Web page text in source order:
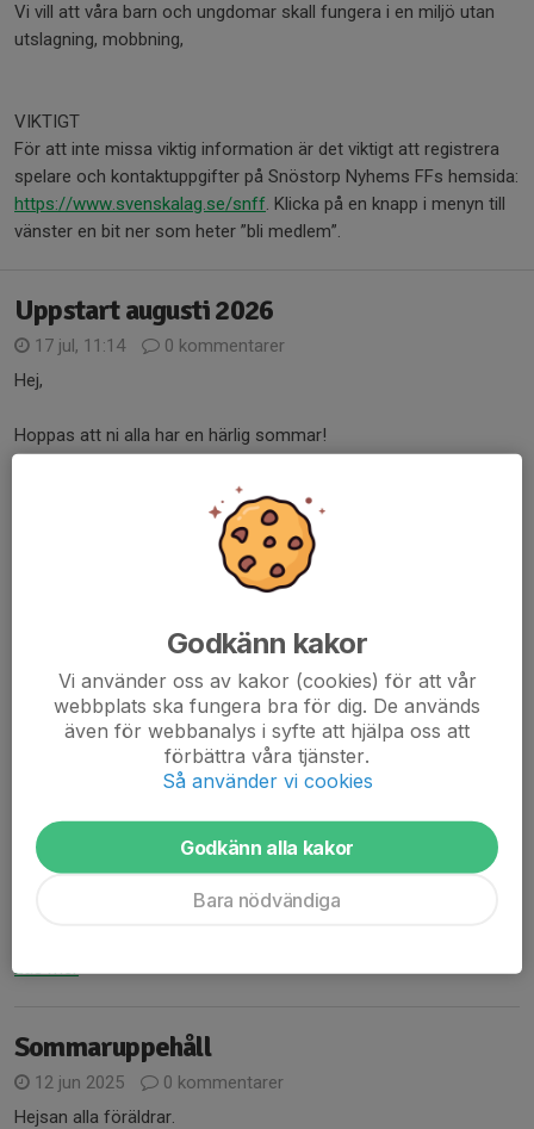
Vi vill att våra barn och ungdomar skall fungera i en miljö utan
utslagning, mobbning,
VIKTIGT
För att inte missa viktig information är det viktigt att registrera
spelare och kontaktuppgifter på Snöstorp Nyhems FFs hemsida:
https://www.svenskalag.se/snff. Klicka på en knapp i menyn till
vänster en bit ner som heter ”bli medlem”.
Uppstart augusti 2026
17 jul, 11:14
0 kommentarer
Hej,
Hoppas att ni alla har en härlig sommar!
Vi sätter igång igen med fotbollen lördag den 8 augusti.
Upplägget under resterande del av utomhussäsongen kommer vi
att försöka dela upp barnen där födda 2021 är på en del...
Inställd träning 30/5
27 maj, 15:50
0 kommentarer
möjlighet att närvara.
Läs mer
Sommaruppehåll
12 jun 2025
0 kommentarer
Hejsan alla föräldrar.
Godkänn kakor
Vi använder oss av kakor (cookies) för att vår
webbplats ska fungera bra för dig. De används
även för webbanalys i syfte att hjälpa oss att
förbättra våra tjänster.
Så använder vi cookies
Godkänn alla kakor
Bara nödvändiga